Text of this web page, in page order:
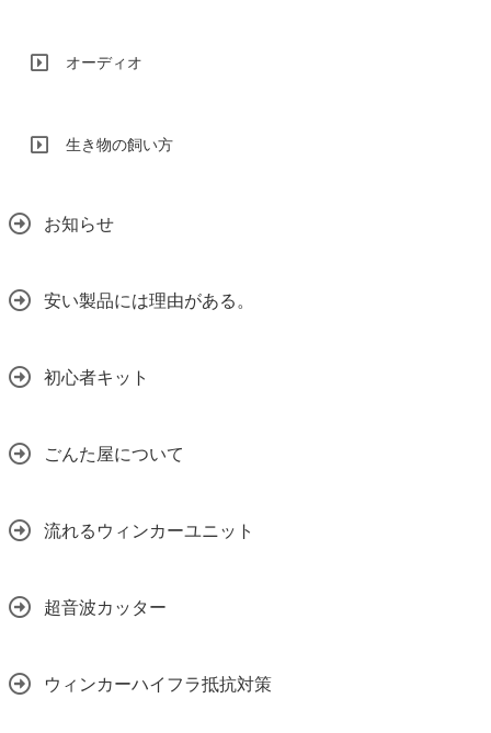
オーディオ
生き物の飼い方
お知らせ
安い製品には理由がある。
初心者キット
ごんた屋について
流れるウィンカーユニット
超音波カッター
ウィンカーハイフラ抵抗対策